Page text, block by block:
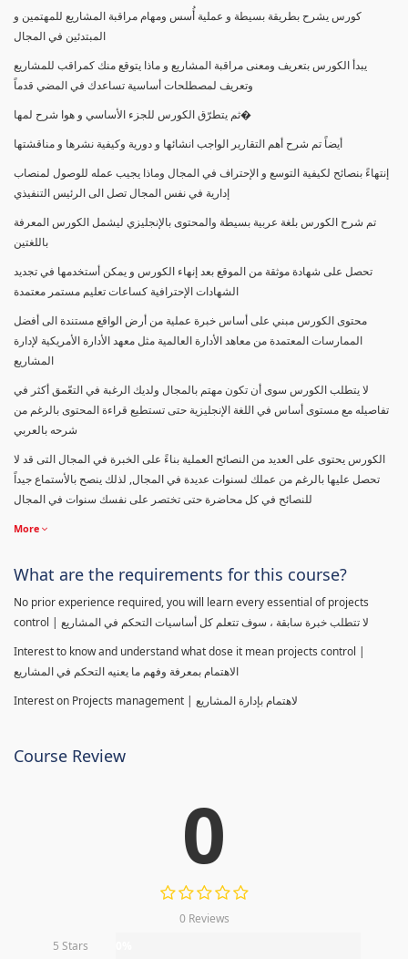
كورس يشرح بطريقة بسيطة و عملية أُسس ومهام مراقبة المشاريع للمهتمين و
المبتدئين في المجال
يبدأ الكورس بتعريف ومعنى مراقبة المشاريع و ماذا يتوقع منك كمراقب للمشاريع
وتعريف لمصطلحات أساسية تساعدك في المضي قدماً
ثم يتطرّق الكورس للجزء الأساسي و هوا شرح لمها�
أيضاً تم شرح أهم التقارير الواجب انشائها و دورية وكيفية نشرها و مناقشتها
إنتهاءً بنصائح لكيفية التوسع و الإحتراف في المجال وماذا يجيب عمله للوصول لمنصاب
إدارية في نفس المجال تصل الى الرئيس التنفيذي
تم شرح الكورس بلغة عربية بسيطة والمحتوى بالإنجليزي ليشمل الكورس المعرفة
باللغتين
تحصل على شهادة موثقة من الموقع بعد إنهاء الكورس و يمكن أستخدمها في تجديد
الشهادات الإحترافية كساعات تعليم مستمر معتمدة
محتوى الكورس مبني على أساس خبرة عملية من أرض الواقع مستندة الى أفضل
الممارسات المعتمدة من معاهد الأدارة العالمية مثل معهد الأدارة الأمريكية لإدارة
المشاريع
لا يتطلب الكورس سوى أن تكون مهتم بالمجال ولديك الرغبة في التعّمق أكثر في
تفاصيله مع مستوى أساس في اللغة الإنجليزية حتى تستطيع قراءة المحتوى بالرغم من
شرحه بالعربي
الكورس يحتوى على العديد من النصائح العملية بناءً على الخبرة في المجال التى قد لا
تحصل عليها بالرغم من عملك لسنوات عديدة في المجال, لذلك ينصح بالأستماع جيداً
للنصائح في كل محاضرة حتى تختصر على نفسك سنوات في المجال
More
What are the requirements for this course?
No prior experience required, you will learn every essential of projects
control | لا تتطلب خبرة سابقة ، سوف تتعلم كل أساسيات التحكم في المشاريع
Interest to know and understand what dose it mean projects control |
الاهتمام بمعرفة وفهم ما يعنيه التحكم في المشاريع
Interest on Projects management | لاهتمام بإدارة المشاريع
Course Review
0
0 Reviews
5 Stars